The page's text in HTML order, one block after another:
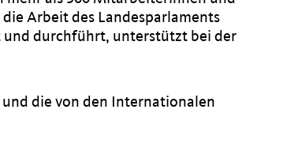
Arbeit des Landesparlaments
und durchführt, unterstützt bei der
die von den Internationalen